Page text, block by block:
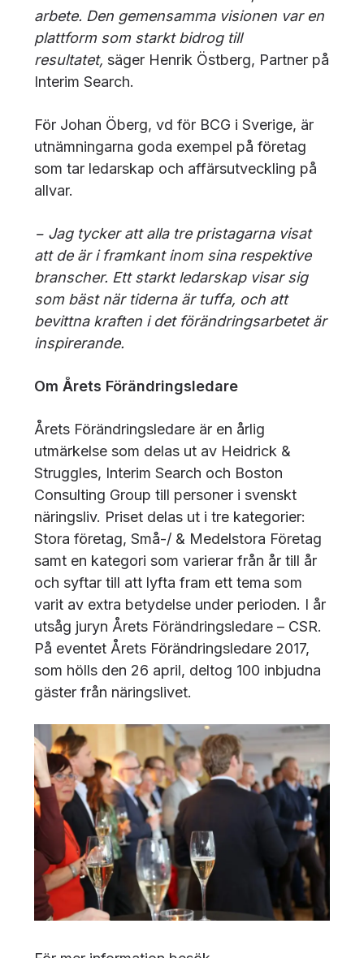
arbete. Den gemensamma visionen var en
plattform som starkt bidrog till
resultatet,säger Henrik Östberg, Partner på
Interim Search.
För Johan Öberg, vd för BCG i Sverige, är
utnämningarna goda exempel på företag
som tar ledarskap och affärsutveckling på
allvar.
− Jag tycker att alla tre pristagarna visat
att de är i framkant inom sina respektive
branscher. Ett starkt ledarskap visar sig
som bäst när tiderna är tuffa, och att
bevittna kraften i det förändringsarbetet är
inspirerande.
Om Årets Förändringsledare
Årets Förändringsledare är en årlig
utmärkelse som delas ut av Heidrick &
Struggles, Interim Search och Boston
Consulting Group till personer i svenskt
näringsliv. Priset delas ut i tre kategorier:
Stora företag, Små-/ & Medelstora Företag
samt en kategori som varierar från år till år
och syftar till att lyfta fram ett tema som
varit av extra betydelse under perioden. I år
utsåg juryn Årets Förändringsledare – CSR.
På eventet Årets Förändringsledare 2017,
som hölls den 26 april, deltog 100 inbjudna
gäster från näringslivet.